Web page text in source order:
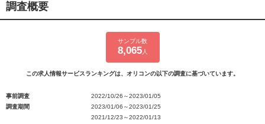
調査概要
サンプル数
8,065人
この求人情報サービスランキングは、オリコンの以下の調査に基づいています。
事前調査
2022/10/26～2023/01/05
調査期間
2023/01/06～2023/01/25
2021/12/23～2022/01/13